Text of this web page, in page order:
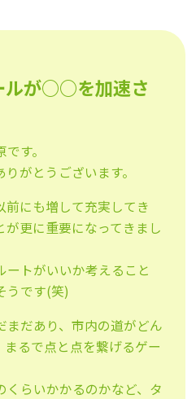
ルが○○を加速さ
す。
がとうございます。
にも増して充実してき
更に重要になってきまし
ートがいいか考えること
うです(笑)
まだあり、市内の道がどん
まるで点と点を繋げるゲー
くらいかかるのかなど、タ